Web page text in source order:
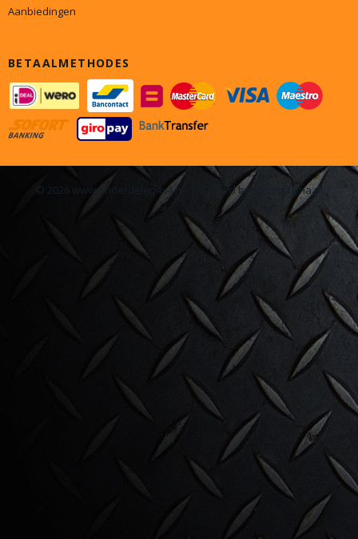
Aanbiedingen
BETAALMETHODES
© 2026 www.onderdelen4x4.nl - Powered by Shoppagina.nl